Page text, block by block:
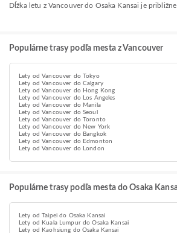
Dĺžka letu z Vancouver do Osaka Kansai je
Populárne trasy podľa mesta z Vancouver
Lety od Vancouver do Tokyo
Lety od Vancouver do Calgary
Lety od Vancouver do Hong Kong
Lety od Vancouver do Los Angeles
Lety od Vancouver do Manila
Lety od Vancouver do Seoul
Lety od Vancouver do Toronto
Lety od Vancouver do New York
Lety od Vancouver do Bangkok
Lety od Vancouver do Edmonton
Lety od Vancouver do London
Populárne trasy podľa mesta do Osaka
Lety od Taipei do Osaka Kansai
Lety od Kuala Lumpur do Osaka Kansai
Lety od Kaohsiung do Osaka Kansai